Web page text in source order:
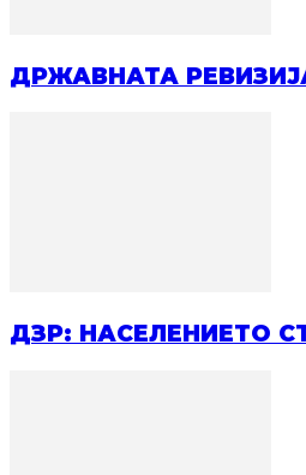
ДРЖАВНАТА
ДЗР: НАСЕЛЕНИЕТО